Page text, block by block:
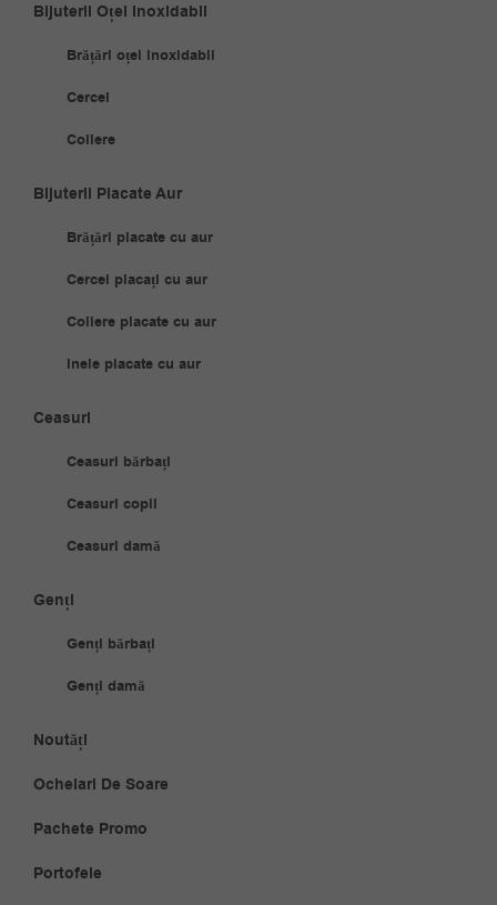
Bijuterii Oțel Inoxidabil
Brățări oțel inoxidabil
Cercei
Coliere
Bijuterii Placate Aur
Brățări placate cu aur
Cercei placați cu aur
Coliere placate cu aur
Inele placate cu aur
Ceasuri
Ceasuri bărbați
Ceasuri copii
Ceasuri damă
Genți
Genți bărbați
Genți damă
Noutăți
Ochelari De Soare
Pachete Promo
Portofele